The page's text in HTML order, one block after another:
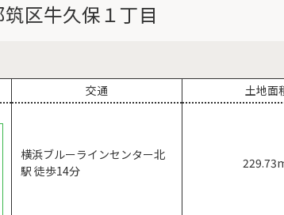
区牛久保１丁目
交通
横浜ブルーラインセンター北
駅 徒歩14分
土地面